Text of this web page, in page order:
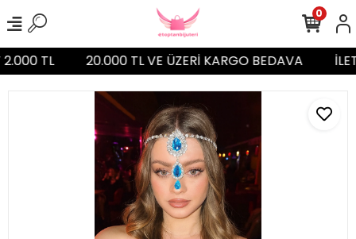
TL 20.000 TL VE ÜZERİ KARGO BEDAVA
0